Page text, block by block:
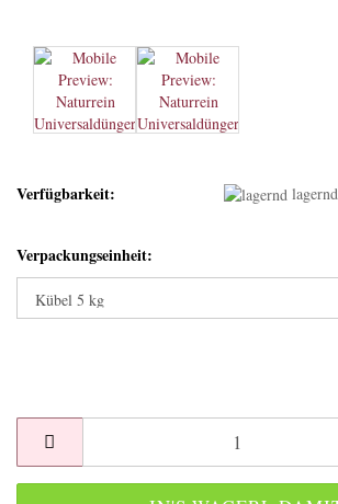
Verfügbarkeit: lagernd
Verpackungseinheit: